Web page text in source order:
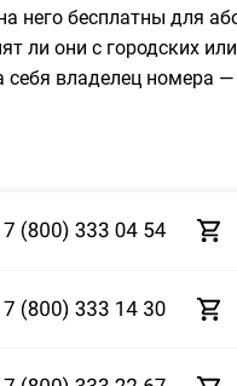
него бесплатны для
ли они с городских
себя владелец номера